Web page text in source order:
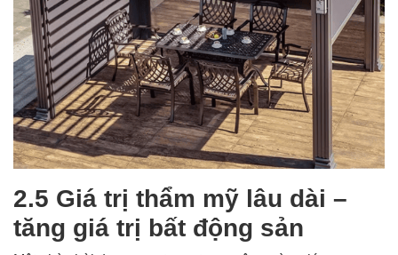
2.5 Giá trị thẩm mỹ lâu dài –
tăng giá trị bất động sản